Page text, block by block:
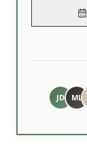
JD ML